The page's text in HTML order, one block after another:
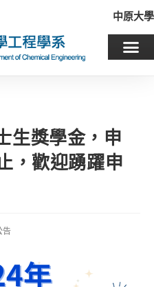
中原大學
生獎學金，申
，歡迎踴躍申
告